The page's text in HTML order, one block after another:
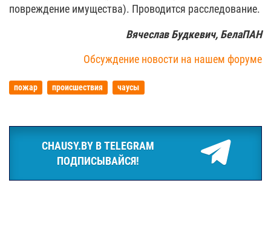
повреждение имущества). Проводится расследование.
Вячеслав Будкевич, БелаПАН
Обсуждение новости на нашем форуме
пожар происшествия чаусы
CHAUSY.BY В TELEGRAM
ПОДПИСЫВАЙСЯ!